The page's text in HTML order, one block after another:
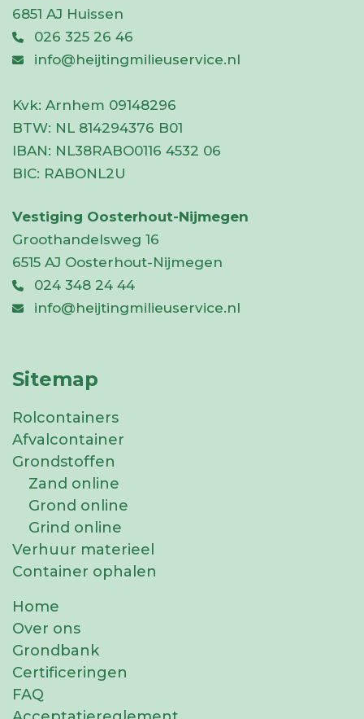
6851 AJ Huissen
026 325 26 46
info@heijtingmilieuservice.nl
Kvk: Arnhem 09148296
BTW: NL 814294376 B01
IBAN: NL38RABO0116 4532 06
BIC: RABONL2U
Vestiging Oosterhout-Nijmegen
Groothandelsweg 16
6515 AJ Oosterhout-Nijmegen
024 348 24 44
info@heijtingmilieuservice.nl
Sitemap
Rolcontainers
Afvalcontainer
Grondstoffen
Zand online
Grond online
Grind online
Verhuur materieel
Container ophalen
Home
Over ons
Grondbank
Certificeringen
FAQ